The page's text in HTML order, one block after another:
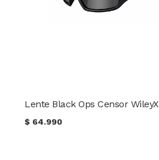
Lente Black Ops Censor WileyX
$ 64.990